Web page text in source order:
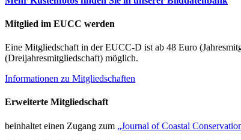
Mitglied im EUCC werden
Eine Mitgliedschaft in der EUCC-D ist ab 48 Euro
(Dreijahresmitgliedschaft) möglich.
Informationen zu Mitgliedschaften
Erweiterte Mitgliedschaft
beinhaltet einen Zugang zum „Journal of Coastal